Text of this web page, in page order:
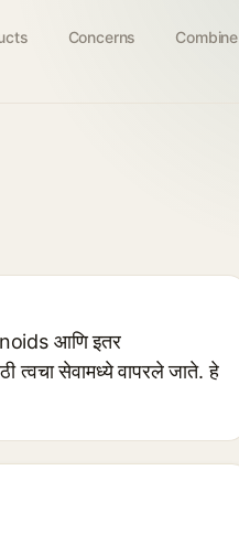
Concerns Combine
आणि इतर
सेवामध्ये वापरले जाते. हे